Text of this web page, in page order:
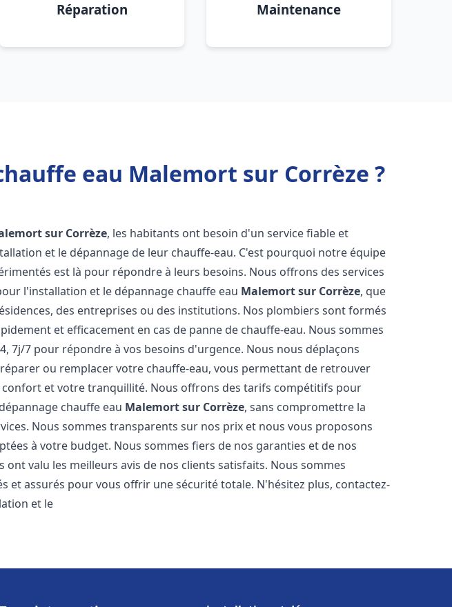
Réparation Maintenance
eau Malemort sur Corrèze ?
sur Corrèze, les habitants ont besoin d'un service fiable et
et le dépannage de leur chauffe-eau. C'est pourquoi notre équipe
est là pour répondre à leurs besoins. Nous offrons des services
l'installation et le dépannage chauffe eau Malemort sur Corrèze, que
des entreprises ou des institutions. Nos plombiers sont formés
et efficacement en cas de panne de chauffe-eau. Nous sommes
7j/7 pour répondre à vos besoins d'urgence. Nous nous déplaçons
ou remplacer votre chauffe-eau, vous permettant de retrouver
et votre tranquillité. Nous offrons des tarifs compétitifs pour
chauffe eau Malemort sur Corrèze, sans compromettre la
Nous sommes transparents sur nos prix et nous vous proposons
à votre budget. Nous sommes fiers de nos garanties et de nos
ont valu les meilleurs avis de nos clients satisfaits. Nous sommes
et assurés pour vous offrir une sécurité totale. N'hésitez plus, contactez-
et le